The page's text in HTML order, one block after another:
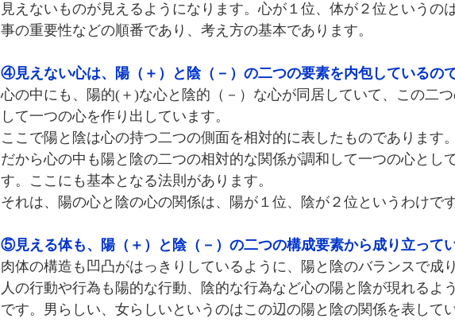
見えないものが見えるようになります。心が１位、体が２位というの
事の重要性などの順番であり、考え方の基本であります。
④見えない心は、陽（＋）と陰（－）の二つの要素を内包しているので
心の中にも、陽的(＋)な心と陰的（－）な心が同居していて、この二
して一つの心を作り出しています。
ここで陽と陰は心の持つ二つの側面を相対的に表したものであります。
だから心の中も陽と陰の二つの相対的な関係が調和して一つの心とし
す。ここにも基本となる法則があります。
それは、陽の心と陰の心の関係は、陽が１位、陰が２位というわけです
⑤見える体も、陽（＋）と陰（－）の二つの構成要素から成り立ってい
肉体の構造も凹凸がはっきりしているように、陽と陰のバランスで成
人の行動や行為も陽的な行動、陰的な行為など心の陽と陰が現れるよ
です。男らしい、女らしいというのはこの辺の陽と陰の関係を表してい